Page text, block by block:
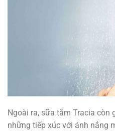
Ngoài ra, sữa tắm Tracia còn
những tiếp xúc với ánh nắng